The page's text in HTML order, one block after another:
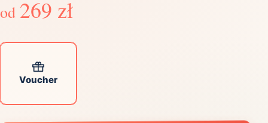
od 269 zł
Voucher